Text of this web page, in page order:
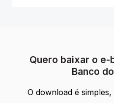
Quero baixar o
Banco
O download é